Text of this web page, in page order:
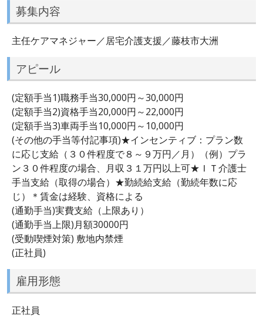
募集内容
主任ケアマネジャー／居宅介護支援／藤枝市大洲
アピール
(定額手当1)職務手当30,000円～30,000円
(定額手当2)資格手当20,000円～22,000円
(定額手当3)車両手当10,000円～10,000円
(その他の手当等付記事項)★インセンティブ：プラン数
に応じ支給（３０件程度で８～９万円／月）（例）プラ
ン３０件程度の場合、月収３１万円以上可★ＩＴ介護士
手当支給（取得の場合）★勤続給支給（勤続年数に応
じ）＊賃金は経験、資格による
(通勤手当)実費支給（上限あり）
(通勤手当上限)月額30000円
(受動喫煙対策) 敷地内禁煙
(正社員)
雇用形態
正社員